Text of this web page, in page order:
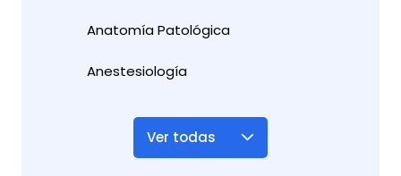
Anatomía Patológica
Anestesiología
Ver todas